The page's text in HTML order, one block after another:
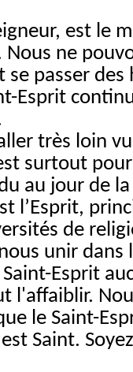
est le
ne
se passer
Esprit
très loin
surtout
au jour de
l’Esprit,
de
unir dans
Esprit
l'affaiblir.
le Saint-
Saint.